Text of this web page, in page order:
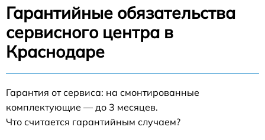
Гарантийные обязательства
сервисного центра в
Краснодаре
Гарантия от сервиса: на смонтированные
комплектующие — до 3 месяцев.
Что считается гарантийным случаем?